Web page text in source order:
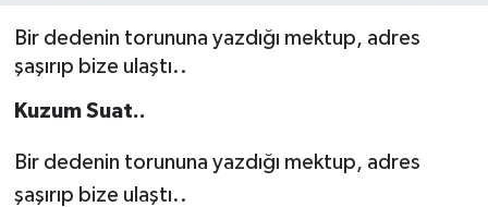
Bir dedenin torununa yazdığı mektup, adres
şaşırıp bize ulaştı..
Kuzum Suat..
Bir dedenin torununa yazdığı mektup, adres
şaşırıp bize ulaştı..